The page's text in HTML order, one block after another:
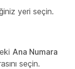
yeri seçin.
Ana Numara
seçin.